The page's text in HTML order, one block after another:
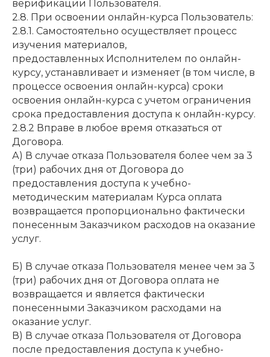
верификации Пользователя.
2.8. При освоении онлайн-курса Пользователь:
2.8.1. Самостоятельно осуществляет процесс
изучения материалов,
предоставленных Исполнителем по онлайн-
курсу, устанавливает и изменяет (в том числе, в
процессе освоения онлайн-курса) сроки
освоения онлайн-курса с учетом ограничения
срока предоставления доступа к онлайн-курсу.
2.8.2 Вправе в любое время отказаться от
Договора.
А) В случае отказа Пользователя более чем за 3
(три) рабочих дня от Договора до
предоставления доступа к учебно-
методическим материалам Курса оплата
возвращается пропорционально фактически
понесенным Заказчиком расходов на оказание
услуг.
Б) В случае отказа Пользователя менее чем за 3
(три) рабочих дня от Договора оплата не
возвращается и является фактически
понесенными Заказчиком расходами на
оказание услуг.
В) В случае отказа Пользователя от Договора
после предоставления доступа к учебно-